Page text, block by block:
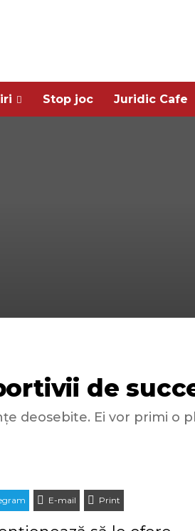
Stop joc Juridic Cafe
de
deosebite. Ei vor primi o
E-mail Print